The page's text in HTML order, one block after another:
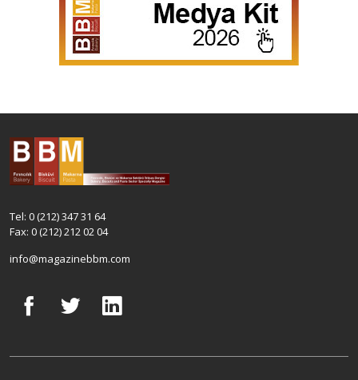
Tel: 0 (212) 347 31 64
Fax: 0 (212) 212 02 04
info@magazinebbm.com